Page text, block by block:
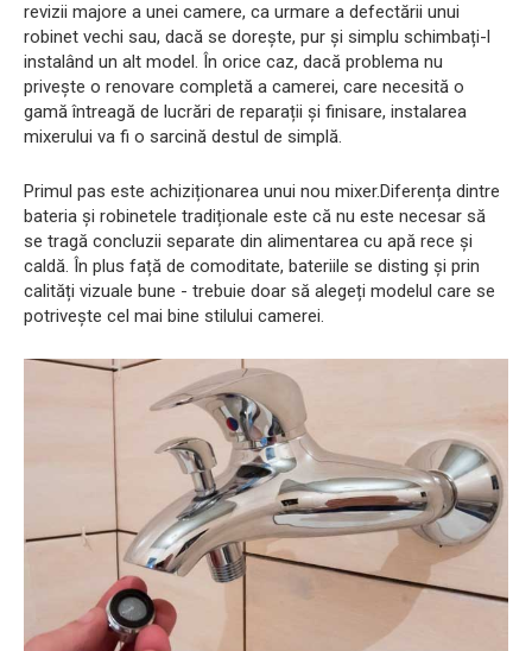
revizii majore a unei camere, ca urmare a defectării unui
robinet vechi sau, dacă se dorește, pur și simplu schimbați-l
instalând un alt model. În orice caz, dacă problema nu
privește o renovare completă a camerei, care necesită o
gamă întreagă de lucrări de reparații și finisare, instalarea
mixerului va fi o sarcină destul de simplă.
Primul pas este achiziționarea unui nou mixer.Diferența dintre
bateria și robinetele tradiționale este că nu este necesar să
se tragă concluzii separate din alimentarea cu apă rece și
caldă. În plus față de comoditate, bateriile se disting și prin
calități vizuale bune - trebuie doar să alegeți modelul care se
potrivește cel mai bine stilului camerei.